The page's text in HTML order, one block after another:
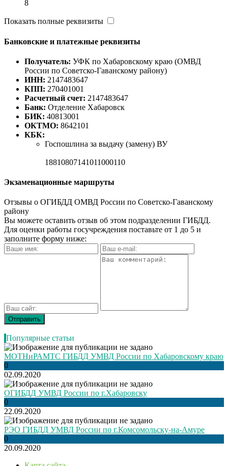
8
Показать полные реквизиты
Банковские и платежные реквизиты
Получатель: УФК по Хабаровскому краю (ОМВД
России по Советско-Гаванскому району)
ИНН: 2147483647
КПП: 270401001
Расчетный счет: 2147483647
Банк: Отделение Хабаровск
БИК: 40813001
ОКТМО: 8642101
КБК:
Госпошлина за выдачу (замену) ВУ
18810807141011000110
Экзаменационные маршруты
Отзывы о ОГИБДД ОМВД России по Советско-Гаванскому
району
Вы можете оставить отзыв об этом подразделении ГИБДД.
Для оценки работы госучреждения поставьте от 1 до 5 и
заполните форму ниже:
Популярные статьи
МОТНиРАМТС ГИБДД УМВД России по Хабаровскому краю
0
02.09.2020
ОГИБДД УМВД России по г.Хабаровску
0
22.09.2020
РЭО ГИБДД УМВД России по г.Комсомольску-на-Амуре
0
20.09.2020